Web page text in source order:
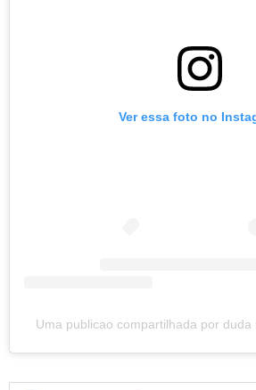
Ver essa foto no
Uma publicao compartilhada por